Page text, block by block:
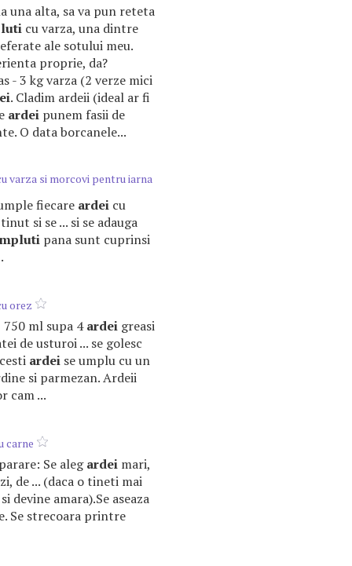
una alta, sa va pun reteta
cu varza, una dintre
ale sotului meu.
proprie, da?
- 3 kg varza (2 verze mici
. Cladim ardeii (ideal ar fi
ardei punem fasii de
O data borcanele...
varza si morcovi pentru iarna
fiecare ardei cu
si se ... si se adauga
pana sunt cuprinsi
orez
750 ml supa 4ardei greasi
de usturoi ... se golesc
ardei se umplu cu un
si parmezan. Ardeii
cam ...
carne
Se alegardei mari,
de ... (daca o tineti mai
devine amara).Se aseaza
Se strecoara printre